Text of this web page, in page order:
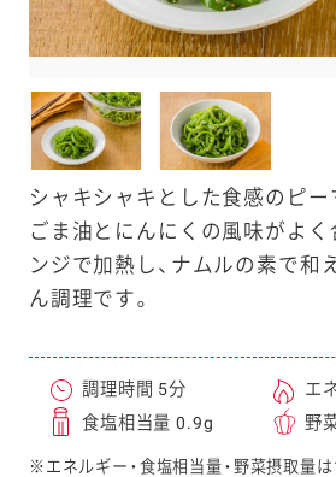
シャキシャキとした食感のピー
ごま油とにんにくの風味がよく
ンジで加熱し、ナムルの素で和
ん調理です。
調理時間 5分
エ
食塩相当量 0.9g
野
※エネルギー・食塩相当量・野菜摂取量